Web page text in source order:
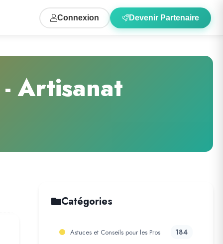
Connexion Devenir Partenaire
Artisanat
Catégories
Astuces et Conseils pour les Pros 184